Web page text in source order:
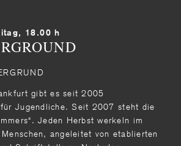
18.00 h
gibt es seit 2005
Jugendliche. Seit 2007 steht die
Jeden Herbst werkeln im
angeleitet von etablierten